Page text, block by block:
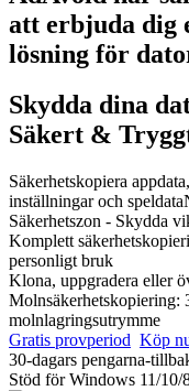
att erbjuda dig
lösning för
Skydda dina
Säkert &
Säkerhetskopiera
inställningar och speldata
Säkerhetszon - Skydda
Komplett
personligt bruk
Klona, uppgradera eller
Molnsäkerhetskopiering:
molnlagringsutrymme
Gratis provperiod Köp
30-dagars pengarna-
Stöd för Windows 11/10/